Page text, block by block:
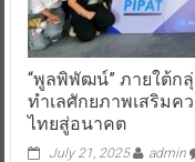
“พูลพิพัฒน์” ภายใต้ก
ทำเลศักยภาพเสริมค
ไทยสู่อนาคต
July 21, 2025 admin